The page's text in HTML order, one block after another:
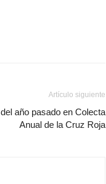
Artículo siguiente
año pasado en Colecta
Anual de la Cruz Roja